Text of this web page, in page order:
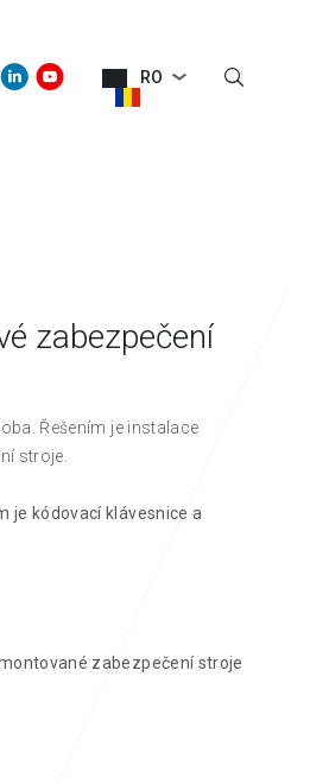
RO
zabezpečení
Řešením je instalace
stroje.
je kódovací klávesnice a
zabezpečení stroje